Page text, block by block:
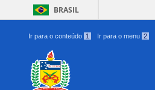
BRASIL
Ir para o conteúdo 1 Ir para o menu 2